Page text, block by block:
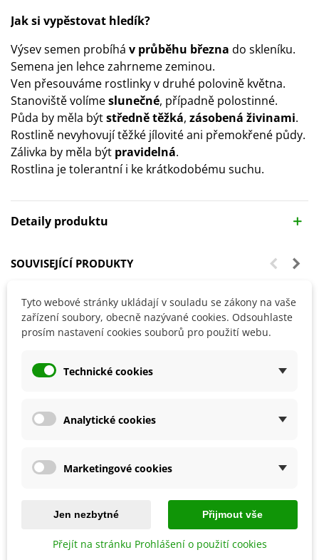
Jak si vypěstovat hledík?
Výsev semen probíhá v průběhu března do skleníku.
Semena jen lehce zahrneme zeminou.
Ven přesouváme rostlinky v druhé polovině května.
Stanoviště volímeslunečné, případně polostinné.
Půda by měla býtstředně těžká, zásobená živinami.
Rostlině nevyhovují těžké jílovité ani přemokřené půdy.
Zálivka by měla být pravidelná.
Rostlina je tolerantní i ke krátkodobému suchu.
Detaily produktu
SOUVISEJÍCÍ PRODUKTY
Přidat do košíku
105 Kč
granulované - 2,5 kg
178 Kč
Tyto webové stránky ukládají v souladu se zákony na vaše
zařízení soubory, obecně nazývané cookies. Odsouhlaste
prosím nastavení cookies souborů pro použití webu.
Technické cookies
Analytické cookies
Marketingové cookies
Jen nezbytné Přijmout vše
Přejít na stránku Prohlášení o použití cookies